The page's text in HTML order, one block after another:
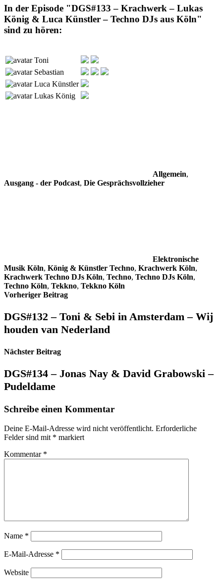
In der Episode "DGS#133 – Krachwerk – Lukas
König & Luca Künstler – Techno DJs aus Köln"
sind zu hören:
Toni
Sebastian
Luca Künstler
Lukas König
Allgemein,
Ausgang - der Podcast, Die Gesprächsvollzieher
Elektronische
Musik Köln, König & Künstler Techno, Krachwerk Köln,
Krachwerk Techno DJs Köln, Techno, Techno DJs Köln,
Techno Köln, Tekkno, Tekkno Köln
Beitragsnavigation
Vorheriger Beitrag
DGS#132 – Toni & Sebi in Amsterdam – Wij
houden van Nederland
Nächster Beitrag
DGS#134 – Jonas Nay & David Grabowski –
Pudeldame
Schreibe einen Kommentar
Deine E-Mail-Adresse wird nicht veröffentlicht. Erforderliche
Felder sind mit * markiert
Kommentar *
Name *
E-Mail-Adresse *
Website